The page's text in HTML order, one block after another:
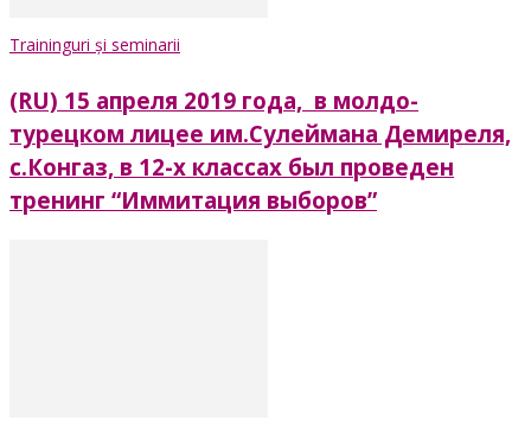
Traininguri și seminarii
(RU) 15 апреля 2019 года, в молдо-
турецком лицее им.Сулеймана Демиреля,
с.Конгаз, в 12-х классах был проведен
тренинг “Иммитация выборов”